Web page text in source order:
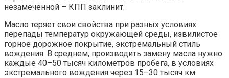
незамеченной – КПП заклинит.
Масло теряет свои свойства при разных условиях:
перепады температур окружающей среды, извилистое
горное дорожное покрытие, экстремальный стиль
вождения. В среднем, производить замену масла нужно
каждые 40–50 тысяч километров пробега, в условиях
экстремального вождения через 15–30 тысяч км.